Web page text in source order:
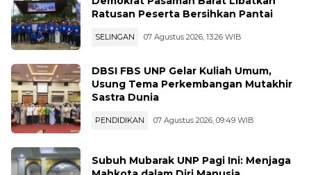
Gerakan Langit Biru Indonesia Asri,
Ratusan Peserta Bersihkan Pantai
SELINGAN 07 Agustus 2026, 13:26 WIB
DBSI FBS UNP Gelar Kuliah Umum,